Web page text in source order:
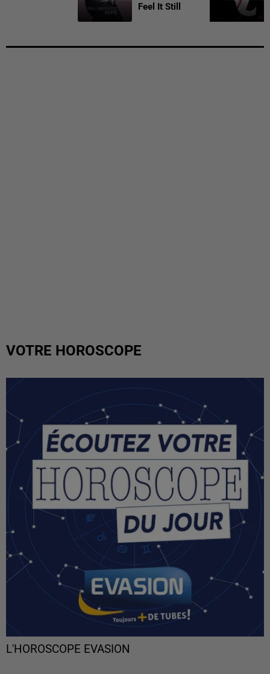
Feel It Still
VOTRE HOROSCOPE
L'HOROSCOPE EVASION